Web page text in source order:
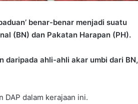
benar-benar menjadi suatu
(BN) dan Pakatan Harapan (PH).
daripada ahli-ahli akar umbi dari BN,
DAP dalam kerajaan ini.